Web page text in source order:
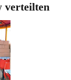
verteilten